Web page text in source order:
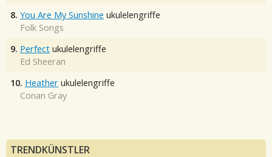
8. You Are My Sunshine ukulelengriffe
Folk Songs
9. Perfect ukulelengriffe
Ed Sheeran
10. Heather ukulelengriffe
Conan Gray
TRENDKÜNSTLER